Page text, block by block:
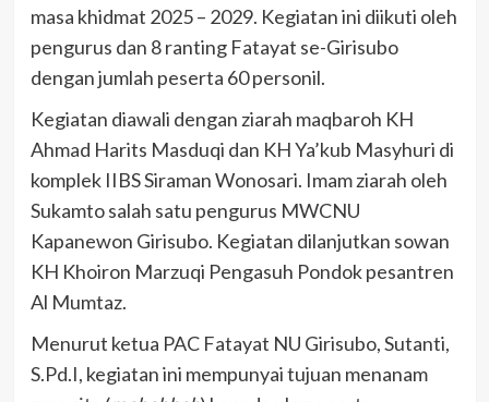
masa khidmat 2025 – 2029. Kegiatan ini diikuti oleh
pengurus dan 8 ranting Fatayat se-Girisubo
dengan jumlah peserta 60 personil.
Kegiatan diawali dengan ziarah maqbaroh KH
Ahmad Harits Masduqi dan KH Ya’kub Masyhuri di
komplek IIBS Siraman Wonosari. Imam ziarah oleh
Sukamto salah satu pengurus MWCNU
Kapanewon Girisubo. Kegiatan dilanjutkan sowan
KH Khoiron Marzuqi Pengasuh Pondok pesantren
Al Mumtaz.
Menurut ketua PAC Fatayat NU Girisubo, Sutanti,
S.Pd.I, kegiatan ini mempunyai tujuan menanam